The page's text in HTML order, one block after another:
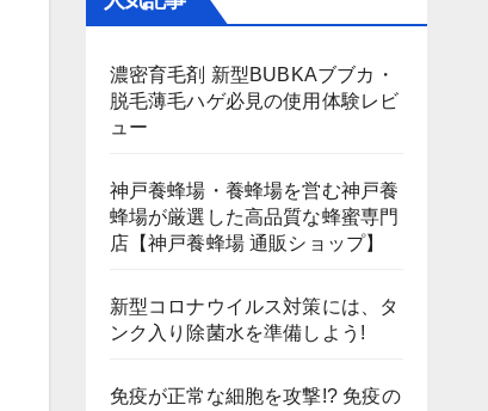
濃密育毛剤 新型BUBKAブブカ・
脱毛薄毛ハゲ必見の使用体験レビ
ュー
神戸養蜂場・養蜂場を営む神戸養
蜂場が厳選した高品質な蜂蜜専門
店【神戸養蜂場 通販ショップ】
新型コロナウイルス対策には、タ
ンク入り除菌水を準備しよう!
免疫が正常な細胞を攻撃!? 免疫の